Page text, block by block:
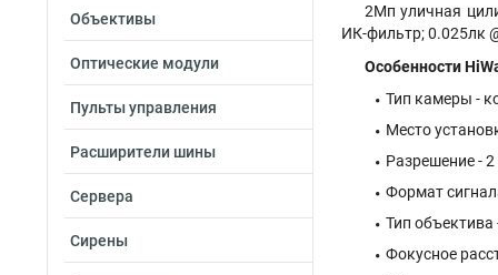
Объективы
Оптические модули
Пульты управления
Расширители шины
Сервера
Сирены
2Мп уличная
ИК-фильтр; 0.025лк
Особенности
Тип камеры -
Место
Разрешение - 2
Формат
Тип
Фокусное